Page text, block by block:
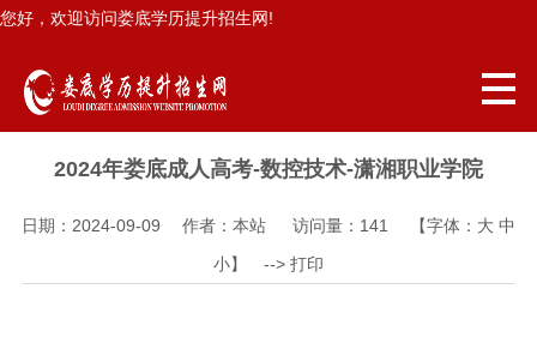
您好，欢迎访问娄底学历提升招生网!
2024年娄底成人高考-数控技术-潇湘职业学院
日期：2024-09-09 作者：本站 访问量： 141 【字体： 大 中
小】 --> 打印